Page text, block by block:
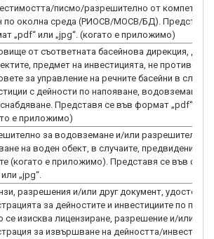
писмо/разрешително от
по околна среда (РИОСВ/МОСВ/БД). Представя
„pdf“ или „jpg“. (когато е приложимо)
от съответната басейнова дирекция,
предмет на инвестицията, не
за управление на речните басейни в
с дейности по напояване, водовземане,
Представя се във формат „pdf“ или
е приложимо)
за водовземане и/или разрешително
на воден обект, в случаите, предвидени в
(когато е приложимо). Представя се във
„jpg“.
разрешения и/или друг документ,
за дейностите и инвестициите по
се изисква лицензиране, разрешение и/или
за извършване на дейността/